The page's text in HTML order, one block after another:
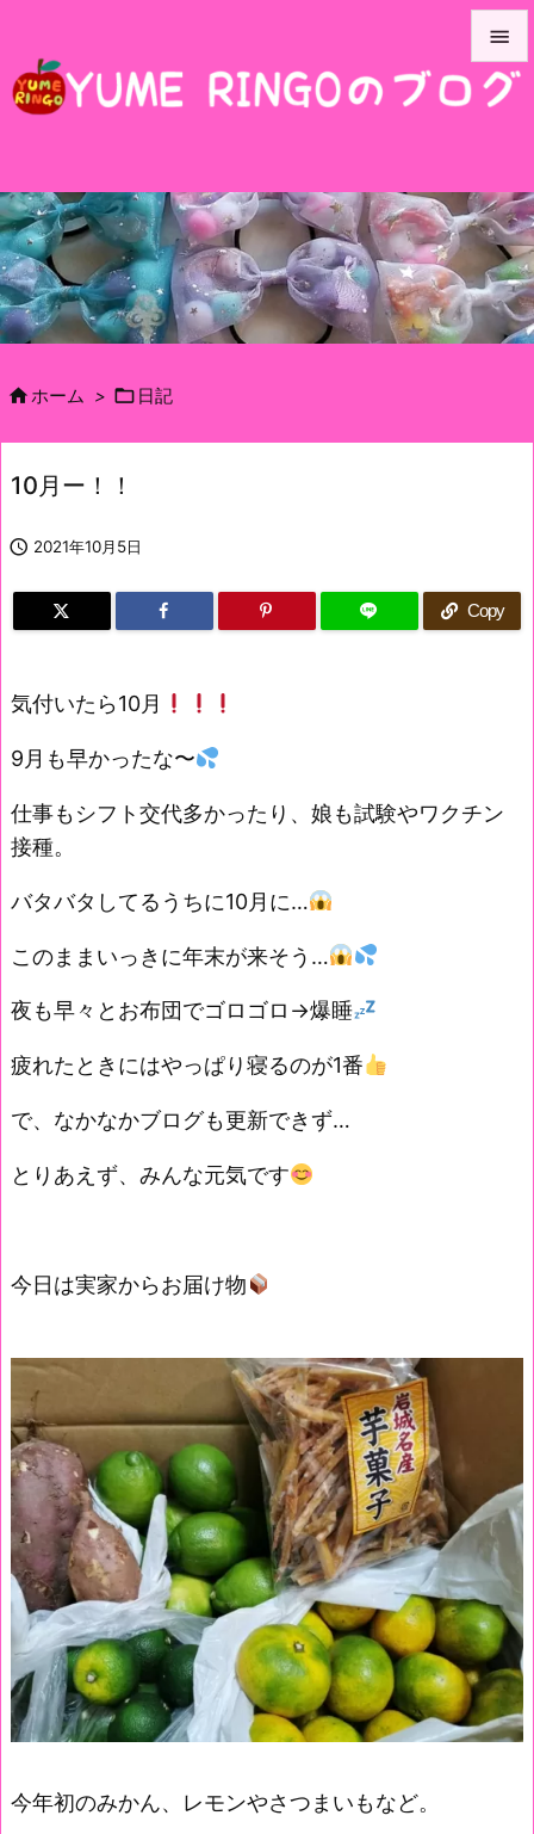



前へ

次へ

ホーム >  日記
10月ー！！
 2021年10月5日
Copy
気付いたら10月
9月も早かったな〜
仕事もシフト交代多かったり、娘も試験やワクチン
接種。
バタバタしてるうちに10月に…
このままいっきに年末が来そう…
夜も早々とお布団でゴロゴロ→爆睡
疲れたときにはやっぱり寝るのが1番
で、なかなかブログも更新できず…
とりあえず、みんな元気です
今日は実家からお届け物
今年初のみかん、レモンやさつまいもなど。